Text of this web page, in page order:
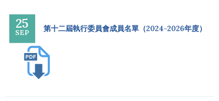
25
SEP 第十二屆執行委員會成員名單（2024-2026年度）